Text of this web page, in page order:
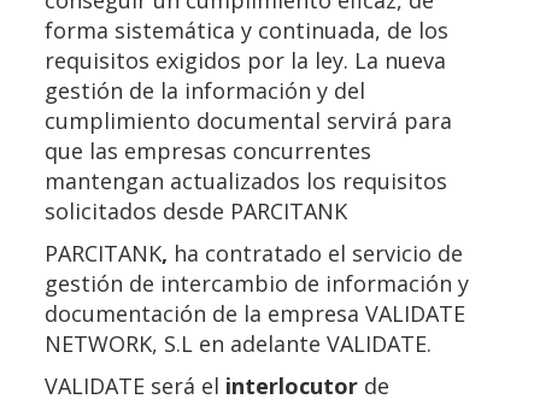
forma sistemática y continuada, de los
requisitos exigidos por la ley. La nueva
gestión de la información y del
cumplimiento documental servirá para
que las empresas concurrentes
mantengan actualizados los requisitos
solicitados desde PARCITANK
PARCITANK, ha contratado el servicio de
gestión de intercambio de información y
documentación de la empresa VALIDATE
NETWORK, S.L en adelante VALIDATE.
VALIDATE será el interlocutorde